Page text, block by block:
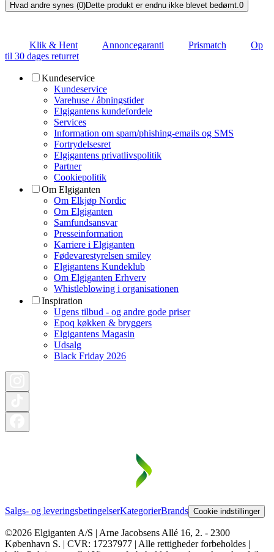
Hvad andre synes (0)Dette produkt er endnu ikke blevet bedømt.0
Klik & Hent Annoncegaranti Prismatch
Op
til 30 dages returret
Kundeservice
Kundeservice
Varehuse / åbningstider
Elgigantens kundefordele
Services
Information om spam/phishing-emails og SMS
Fortrydelsesret
Elgigantens privatlivspolitik
Partner
Cookiepolitik
Om Elgiganten
Om Elkjøp Nordic
Om Elgiganten
Samfundsansvar
Presseinformation
Karriere i Elgiganten
Fødevarestyrelsen smiley
Elgigantens Kundeklub
Om Elgiganten Erhverv
Whistleblowing i organisationen
Inspiration
Ugens tilbud - og andre gode priser
Epoq køkken & bryggers
Elgigantens Magasin
Udsalg
Black Friday 2026
Salgs- og leveringsbetingelserKategorierBrands Cookie indstillinger
©2026 Elgiganten A/S | Arne Jacobsens Allé 16, 2. - 2300
København S. | CVR: 17237977 | Alle rettigheder forbeholdes |